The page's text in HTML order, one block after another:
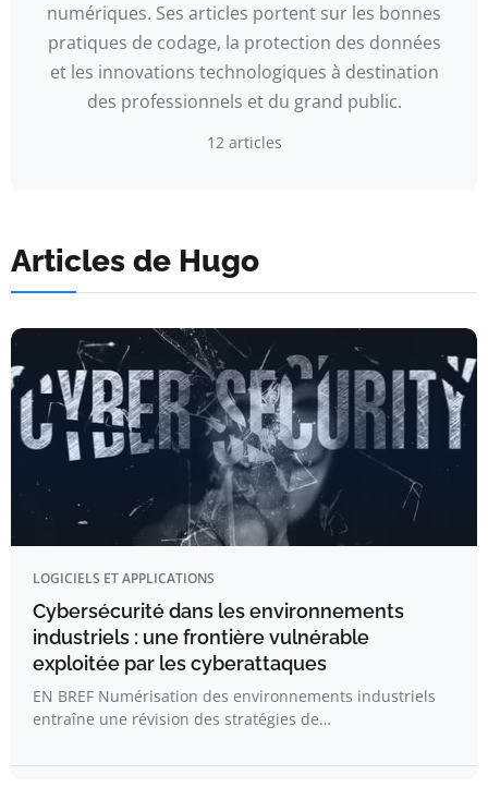
numériques. Ses articles portent sur les bonnes
pratiques de codage, la protection des données
et les innovations technologiques à destination
des professionnels et du grand public.
12 articles
Articles de Hugo
LOGICIELS ET APPLICATIONS
Cybersécurité dans les environnements
industriels : une frontière vulnérable
exploitée par les cyberattaques
EN BREF Numérisation des environnements industriels
entraîne une révision des stratégies de…